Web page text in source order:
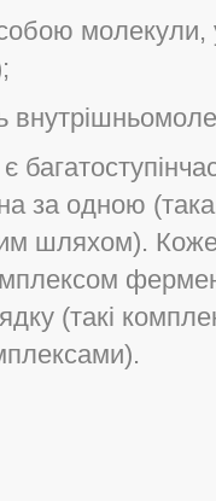
є
за одною (така
шляхом).
(такі